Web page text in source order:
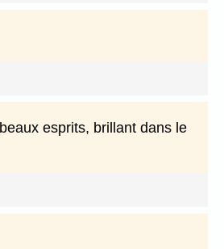
esprits, brillant dans le